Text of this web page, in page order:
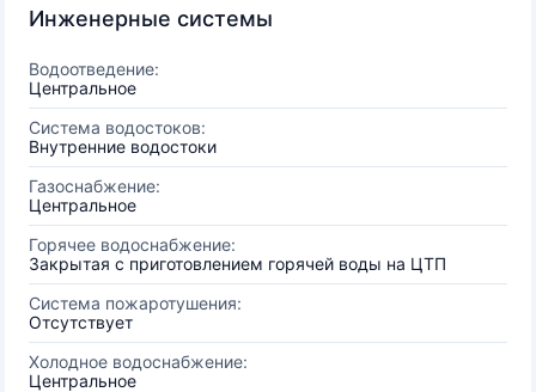
Инженерные системы
Водоотведение:
Центральное
Система водостоков:
Внутренние водостоки
Газоснабжение:
Центральное
Горячее водоснабжение:
Закрытая с приготовлением горячей воды на ЦТП
Система пожаротушения:
Отсутствует
Холодное водоснабжение:
Центральное